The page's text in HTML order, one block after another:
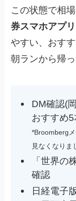
この状態で相
券スマホアプリ
やすい、おすす
朝ランから帰
DM確認(
おすすめ5
*Broomberg
見なくなりま
「世界の
確認
日経電子